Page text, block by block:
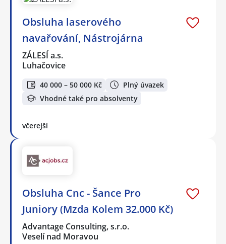
Obsluha laserového
navařování, Nástrojárna
ZÁLESÍ a.s.
Luhačovice
40 000 – 50 000 Kč
Plný úvazek
Vhodné také pro absolventy
včerejší
Obsluha Cnc - Šance Pro
Juniory (Mzda Kolem 32.000 Kč)
Advantage Consulting, s.r.o.
Veselí nad Moravou